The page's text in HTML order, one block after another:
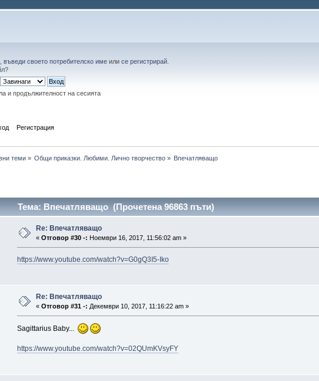
въведи своето потребителско име илисе регистрирай
?
и продължителност на сесията
Регистрация
теми» Общи приказки. Любими. Лично творчество » Впечатляващо
Тема: Впечатляващо (Прочетена 96863 пъти)
Re: Впечатляващо
«Отговор #30 -: Ноември 16, 2017, 11:56:02 am »
https://www.youtube.com/watch?v=G0gQ3I5-Iko
Re: Впечатляващо
«Отговор #31 -: Декември 10, 2017, 11:16:22 am »
Sagittarius Baby...
https://www.youtube.com/watch?v=02QUmKVsyFY